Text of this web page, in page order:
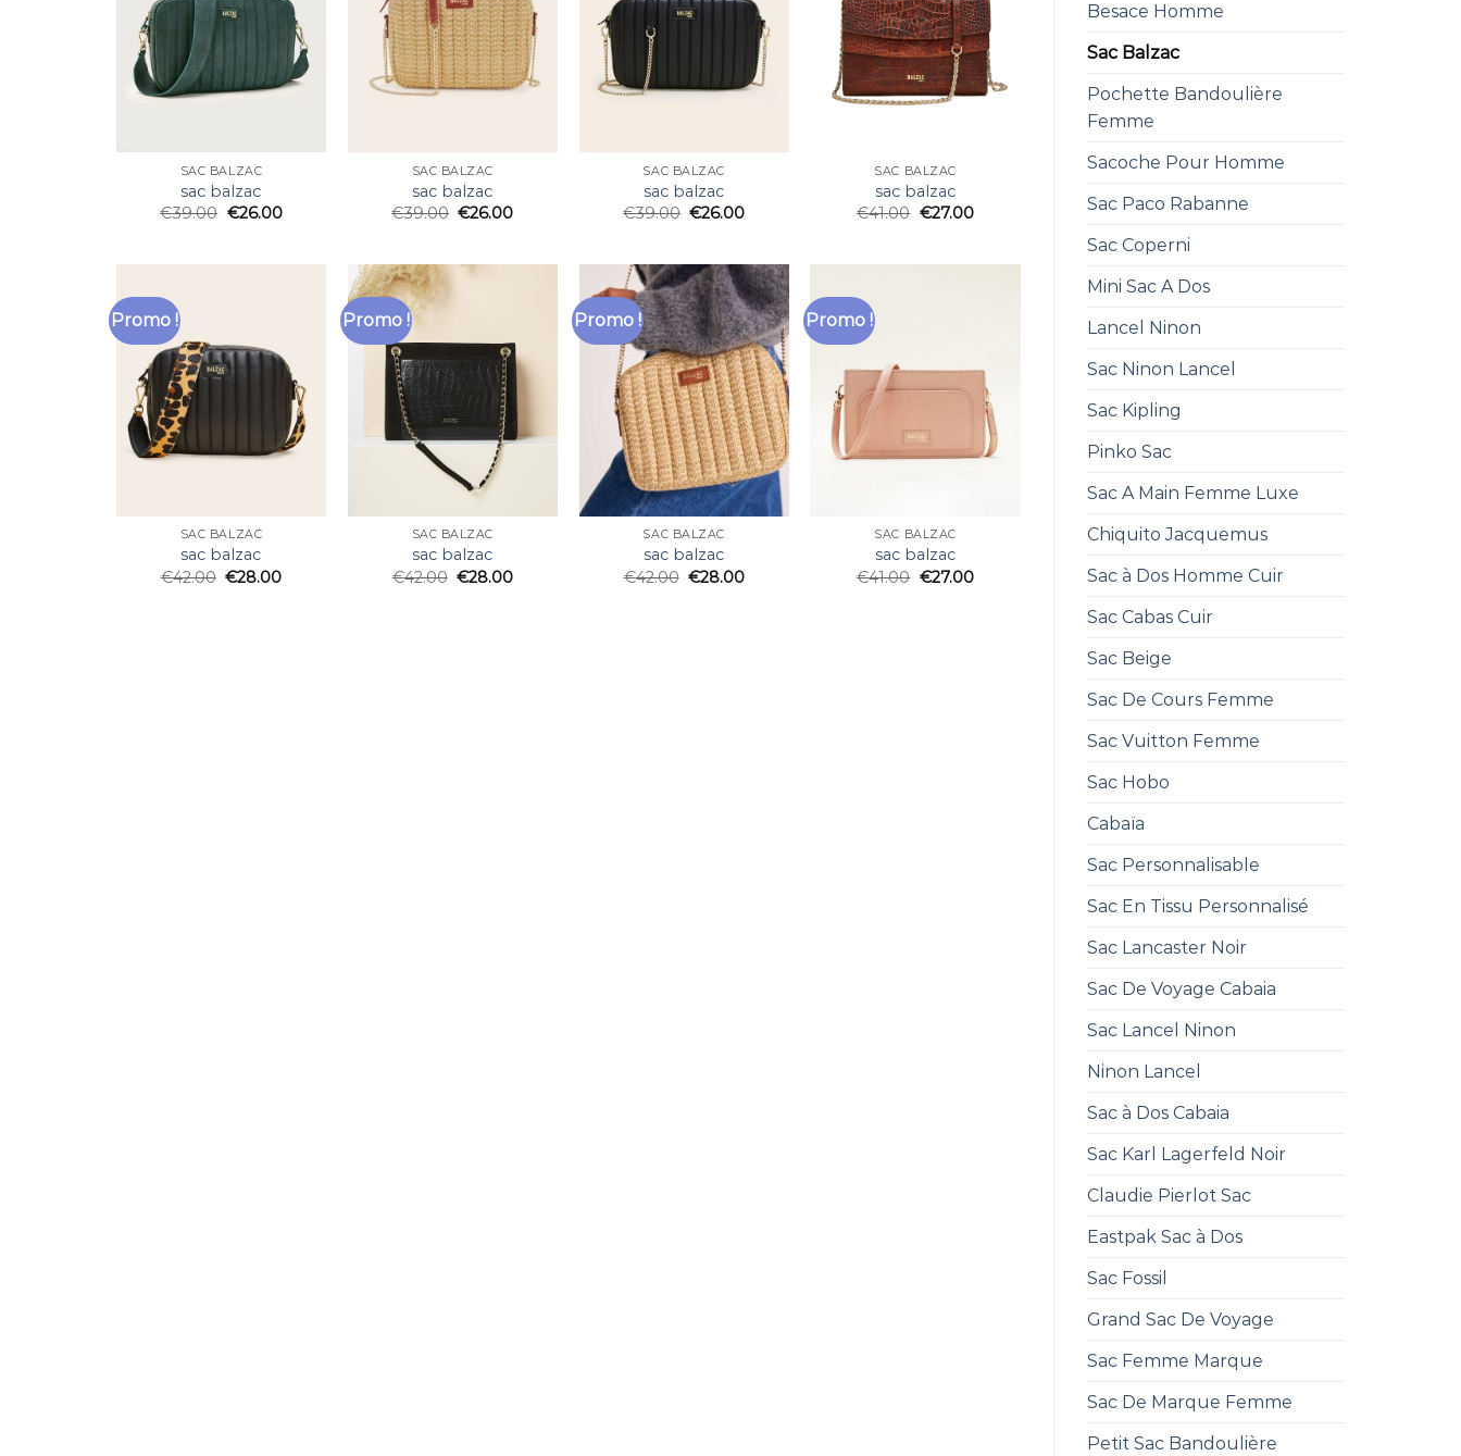
Besace Homme
Sac Balzac
Pochette Bandoulière
Femme
Sacoche Pour Homme
Sac Paco Rabanne
Sac Coperni
Mini Sac A Dos
Lancel Ninon
Sac Ninon Lancel
Sac Kipling
Pinko Sac
Sac A Main Femme Luxe
Chiquito Jacquemus
Sac à Dos Homme Cuir
Sac Cabas Cuir
Sac Beige
Sac De Cours Femme
Sac Vuitton Femme
Sac Hobo
Cabaïa
Sac Personnalisable
Sac En Tissu Personnalisé
Sac Lancaster Noir
Sac De Voyage Cabaia
Sac Lancel Ninon
Ninon Lancel
Sac à Dos Cabaia
Sac Karl Lagerfeld Noir
Claudie Pierlot Sac
Eastpak Sac à Dos
Sac Fossil
Grand Sac De Voyage
Sac Femme Marque
Sac De Marque Femme
Petit Sac Bandoulière
SAC BALZAC
sac balzac
€39.00 €26.00
SAC BALZAC
sac balzac
€39.00 €26.00
SAC BALZAC
sac balzac
€39.00 €26.00
SAC BALZAC
sac balzac
€41.00 €27.00
Promo !
SAC BALZAC
sac balzac
€42.00 €28.00
Promo !
SAC BALZAC
sac balzac
€42.00 €28.00
Promo !
SAC BALZAC
sac balzac
€42.00 €28.00
Promo !
SAC BALZAC
sac balzac
€41.00 €27.00